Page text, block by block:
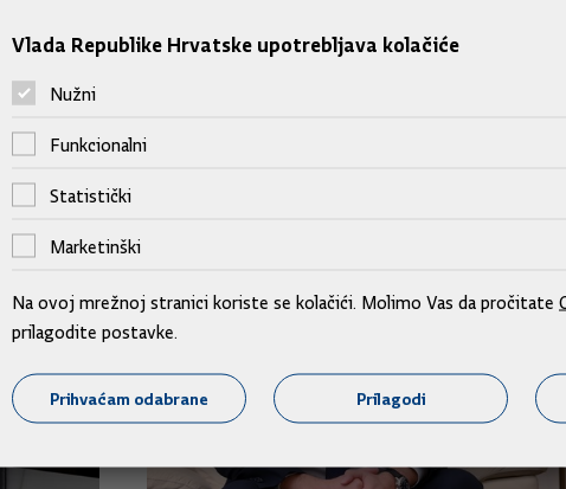
Vlada Republike Hrvatske upotrebljava kolačiće
Nužni
Funkcionalni
Statistički
Marketinški
Na ovoj mrežnoj stranici koriste se kolačići. Molimo Vas da pročitate
prilagodite postavke.
Prihvaćam odabrane Prilagodi